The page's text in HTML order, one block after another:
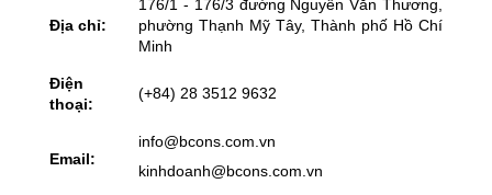
Địa chỉ:
176/1 - 176/3 đường Nguyễn Văn Thương,
phường Thạnh Mỹ Tây, Thành phố Hồ Chí
Minh
Điện
thoại:
(+84) 28 3512 9632
Email:
info@bcons.com.vn
kinhdoanh@bcons.com.vn